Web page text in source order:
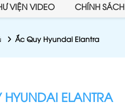
VIỆN VIDEO CHÍNH SÁCH
Ắc Quy Hyundai Elantra
ELANTRA